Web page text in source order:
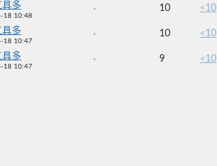
多
18 10:48
10 <10
多
18 10:47
10 <10
多
18 10:47
9 <10